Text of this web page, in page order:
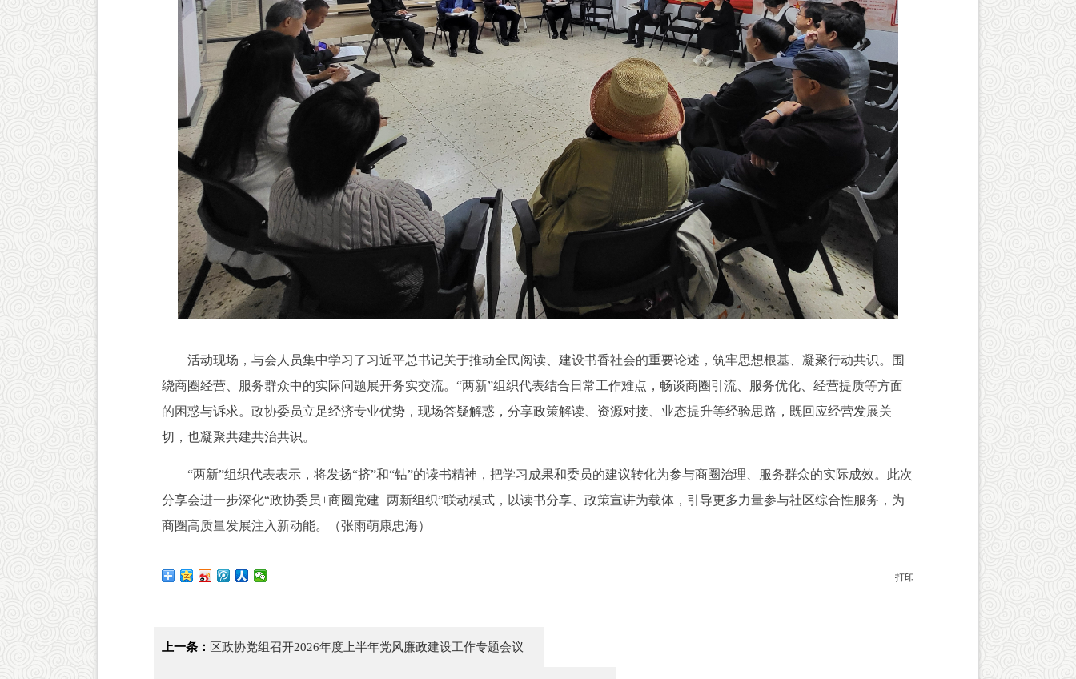
活动现场，与会人员集中学习了习近平总书记关于推动全民阅读、建设书香社会的重要论述，筑牢思想根基、凝聚行动共识。围
绕商圈经营、服务群众中的实际问题展开务实交流。“两新”组织代表结合日常工作难点，畅谈商圈引流、服务优化、经营提质等方面
的困惑与诉求。政协委员立足经济专业优势，现场答疑解惑，分享政策解读、资源对接、业态提升等经验思路，既回应经营发展关
切，也凝聚共建共治共识。
“两新”组织代表表示，将发扬“挤”和“钻”的读书精神，把学习成果和委员的建议转化为参与商圈治理、服务群众的实际成效。此次
分享会进一步深化“政协委员+商圈党建+两新组织”联动模式，以读书分享、政策宣讲为载体，引导更多力量参与社区综合性服务，为
商圈高质量发展注入新动能。（张雨萌康忠海）
打印
上一条： 区政协党组召开2026年度上半年党风廉政建设工作专题会议